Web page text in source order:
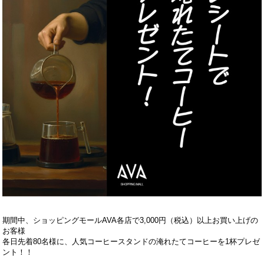
期間中、ショッピングモールAVA各店で3,000円（税込）以上お買い上げの
お客様
各日先着80名様に、人気コーヒースタンドの淹れたてコーヒーを1杯プレゼ
ント！！